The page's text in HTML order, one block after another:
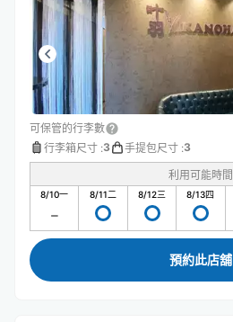
可保管的行李數
行李箱尺寸 :3 手提包尺寸 :3
利用可能時間
8/10一 8/11二 8/12三 8/13四
預約此店舖